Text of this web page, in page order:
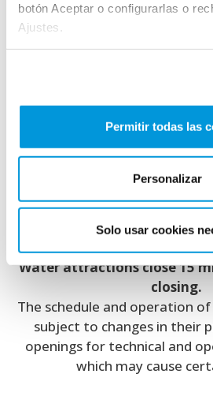
botón Aceptar o configurarlas o
Ajustes.
Permitir todas las
Personalizar
Solo usar cookies
Open: 10:00h to
Open: 10:00h to
The company reserves the
and times at any time as
circumstances so
Operating and opening
Attractions
Water attractions close 15
closing.
The schedule and operation
subject to changes in their
openings for technical and
which may cause